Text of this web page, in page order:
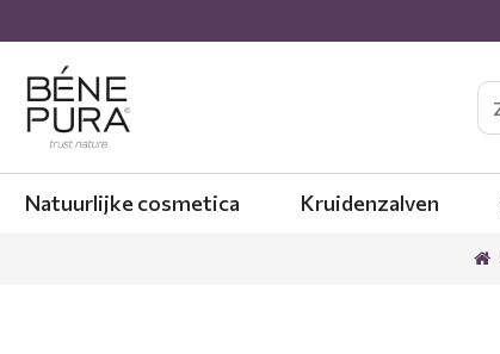
Natuurlijke cosmetica Kruidenzalven